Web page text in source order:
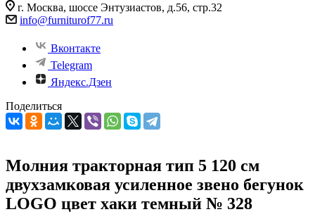
г. Москва, шоссе Энтузиастов, д.56, стр.32
info@furniturof77.ru
Вконтакте
Telegram
Яндекс.Дзен
Поделиться
Молния тракторная тип 5 120 см
двухзамковая усиленное звено бегунок
LOGO цвет хаки темный № 328